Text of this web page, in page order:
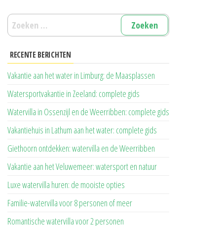
Zoeken
naar:
RECENTE BERICHTEN
Vakantie aan het water in Limburg: de Maasplassen
Watersportvakantie in Zeeland: complete gids
Watervilla in Ossenzijl en de Weerribben: complete gids
Vakantiehuis in Lathum aan het water: complete gids
Giethoorn ontdekken: watervilla en de Weerribben
Vakantie aan het Veluwemeer: watersport en natuur
Luxe watervilla huren: de mooiste opties
Familie-watervilla voor 8 personen of meer
Romantische watervilla voor 2 personen